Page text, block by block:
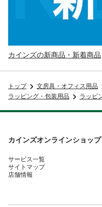
カインズの新商品・新着商品
トップ 文房具・オフィス用品
ラッピング・包装用品
ラッピ
カインズオンラインショップ
サービス一覧
サイトマップ
店舗情報